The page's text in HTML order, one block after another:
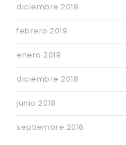
diciembre 2019
febrero 2019
enero 2019
diciembre 2018
junio 2018
septiembre 2016